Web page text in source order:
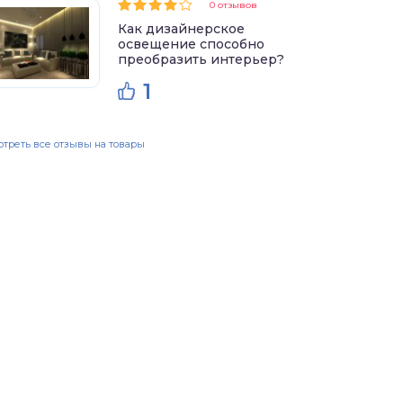
0 отзывов
Как дизайнерское
освещение способно
преобразить интерьер?
1
все отзывы на товары